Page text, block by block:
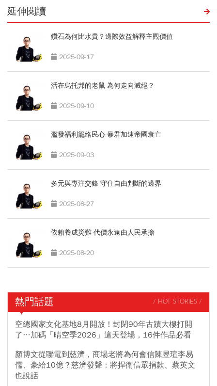
延伸閱讀
鑽石為何比水貴？邊際效益解釋主觀價值
2025-09-17
活在烏托邦的老鼠 為何走向滅絕？
2025-09-10
濫發福利籠絡民心 暴君加速帝國衰亡
2025-09-03
多元與專注交鋒 守住自由判斷的邊界
2025-08-27
依賴養成災難 代價永遠由人民承擔
2025-08-20
熱門話題 / HOT STORIES /
空總國家文化基地8月開放！封閉90年古蹟大樓打開
了…加碼「晴空季2026」這天登場，16件作品必看
顏博文從聯電到慈濟，商場老將為何會信陳昱瑄李易
儒、豪給10億？慈濟發聲：將捍衛信眾捐款、蔡英文
也說話